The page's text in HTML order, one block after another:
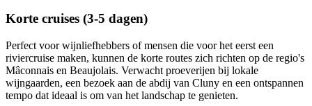
Korte cruises (3-5 dagen)
Perfect voor wijnliefhebbers of mensen die voor het eerst een
riviercruise maken, kunnen de korte routes zich richten op de regio's
Mâconnais en Beaujolais. Verwacht proeverijen bij lokale
wijngaarden, een bezoek aan de abdij van Cluny en een ontspannen
tempo dat ideaal is om van het landschap te genieten.